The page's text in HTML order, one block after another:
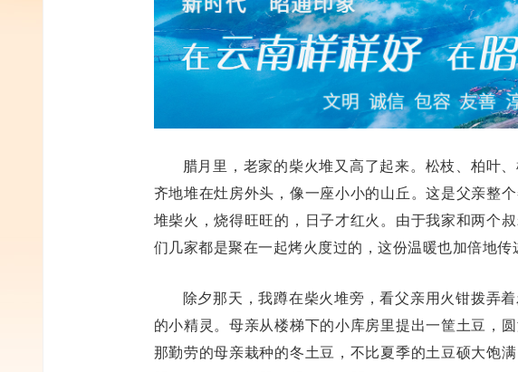
腊月里，老家的柴火堆又高了起来。松枝、柏叶
齐地堆在灶房外头，像一座小小的山丘。这是父亲整
堆柴火，烧得旺旺的，日子才红火。由于我家和两个
们几家都是聚在一起烤火度过的，这份温暖也加倍地传
除夕那天，我蹲在柴火堆旁，看父亲用火钳拨弄
的小精灵。母亲从楼梯下的小库房里提出一筐土豆，
那勤劳的母亲栽种的冬土豆，不比夏季的土豆硕大饱